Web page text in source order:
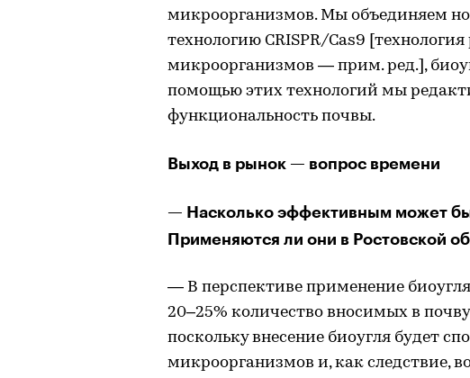
микроорганизмов. Мы объединяем
технологию CRISPR/Cas9
микроорганизмов — прим. ред.],
помощью этих технологий мы
функциональность почвы.
Выход в рынок — вопрос времени
— Насколько эффективным может
Применяются ли они в Ростовской
— В перспективе применение
20–25% количество вносимых в
поскольку внесение биоугля будет
микроорганизмов и, как следствие,